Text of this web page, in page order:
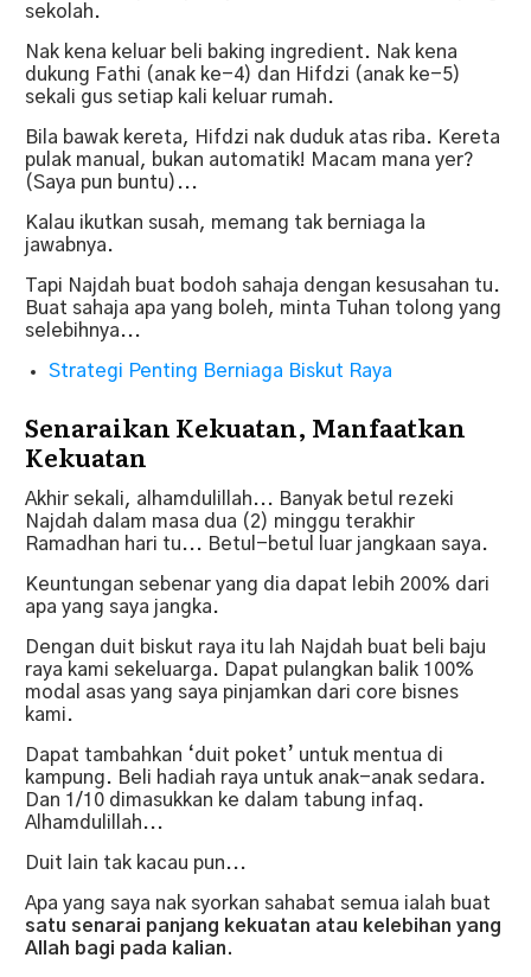
sekolah.
Nak kena keluar beli baking ingredient. Nak kena
dukung Fathi (anak ke-4) dan Hifdzi (anak ke-5)
sekali gus setiap kali keluar rumah.
Bila bawak kereta, Hifdzi nak duduk atas riba. Kereta
pulak manual, bukan automatik! Macam mana yer?
(Saya pun buntu)...
Kalau ikutkan susah, memang tak berniaga la
jawabnya.
Tapi Najdah buat bodoh sahaja dengan kesusahan tu.
Buat sahaja apa yang boleh, minta Tuhan tolong yang
selebihnya...
Strategi Penting Berniaga Biskut Raya
Senaraikan Kekuatan, Manfaatkan
Kekuatan
Akhir sekali, alhamdulillah... Banyak betul rezeki
Najdah dalam masa dua (2) minggu terakhir
Ramadhan hari tu... Betul-betul luar jangkaan saya.
Keuntungan sebenar yang dia dapat lebih 200% dari
apa yang saya jangka.
Dengan duit biskut raya itu lah Najdah buat beli baju
raya kami sekeluarga. Dapat pulangkan balik 100%
modal asas yang saya pinjamkan dari core bisnes
kami.
Dapat tambahkan ‘duit poket’ untuk mentua di
kampung. Beli hadiah raya untuk anak-anak sedara.
Dan 1/10 dimasukkan ke dalam tabung infaq.
Alhamdulillah...
Duit lain tak kacau pun...
Apa yang saya nak syorkan sahabat semua ialah buat
satu senarai panjang kekuatan atau kelebihan yang
Allah bagi pada kalian.